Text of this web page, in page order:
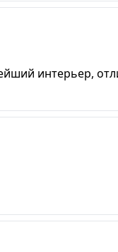
интерьер,